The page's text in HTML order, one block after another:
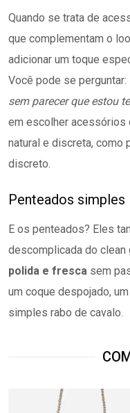
Quando se trata de
que complementam o
adicionar um toque
Você pode se perguntar:
sem parecer que estou
em escolher acessórios
natural e discreta, como
discreto.
Penteados simples
E os penteados? Eles
descomplicada do
polida e fresca sem
um coque despojado,
simples rabo de cavalo.